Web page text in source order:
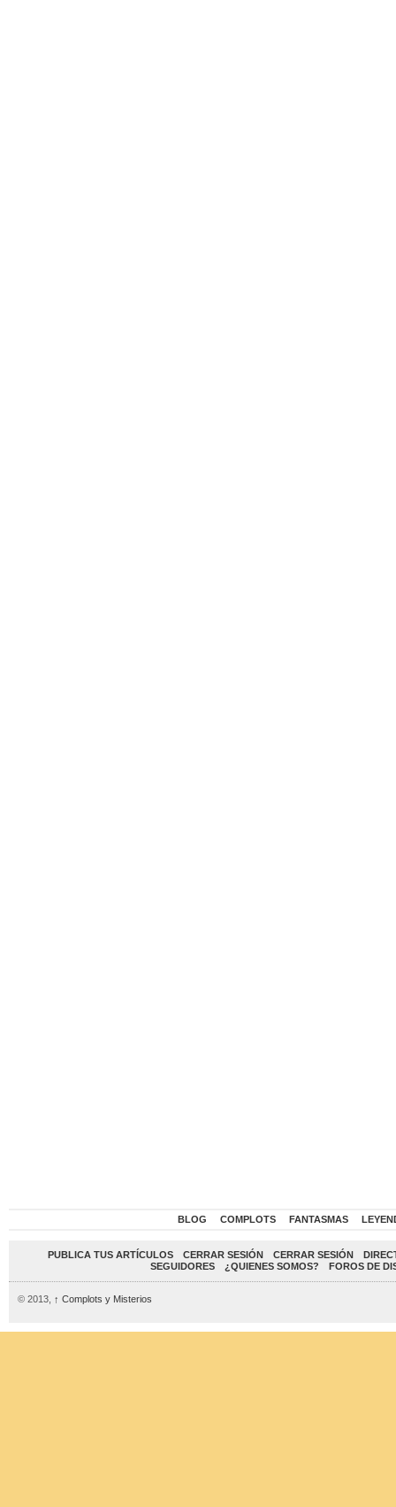
BLOG COMPLOTS FANTASMAS
PUBLICA TUS ARTÍCULOS CERRAR SESIÓN CERRAR SESIÓN
SEGUIDORES
¿QUIENES SOMOS? FOROS DE
© 2013, ↑ Complots y Misterios